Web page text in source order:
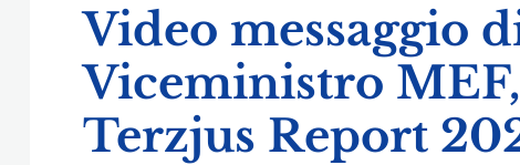
Video messaggio
Viceministro
Terzjus Report